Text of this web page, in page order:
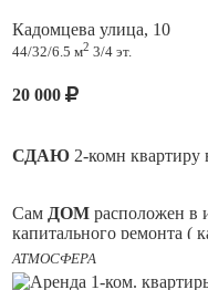
Кадомцева улица, 10
44/32/6.5 м2 3/4 эт.
20 000
СДАЮ 2-комн квартиру
Сам ДОМ расположен в
капитального ремонта (
спокойный, соседи
работы по расширению
АТМОСФЕРА